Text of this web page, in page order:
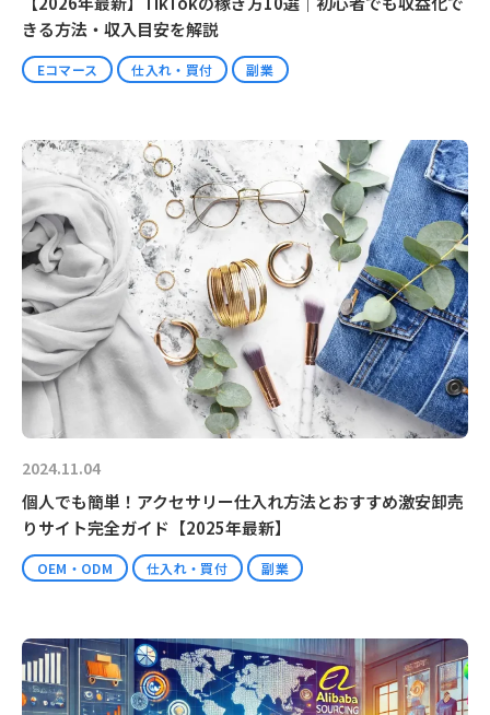
きる方法・収入目安を解説
Eコマース 仕入れ・買付 副業
2024.11.04
個人でも簡単！アクセサリー仕入れ方法とおすすめ激安卸売
りサイト完全ガイド【2025年最新】
OEM・ODM 仕入れ・買付 副業